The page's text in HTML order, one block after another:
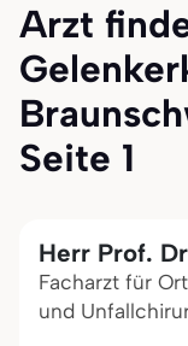
Arzt
Seite 1
Herr Prof.
Facharzt für
und